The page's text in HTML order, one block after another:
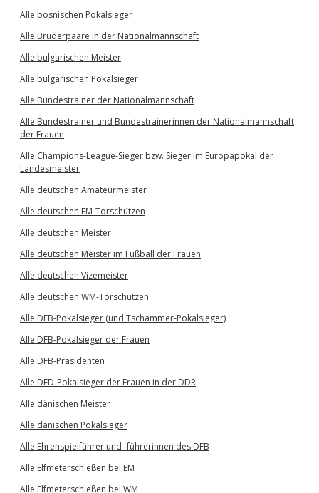
Alle bosnischen Pokalsieger
Alle Brüderpaare in der Nationalmannschaft
Alle bulgarischen Meister
Alle bulgarischen Pokalsieger
Alle Bundestrainer der Nationalmannschaft
Alle Bundestrainer und Bundestrainerinnen der Nationalmannschaft
der Frauen
Alle Champions-League-Sieger bzw. Sieger im Europapokal der
Landesmeister
Alle deutschen Amateurmeister
Alle deutschen EM-Torschützen
Alle deutschen Meister
Alle deutschen Meister im Fußball der Frauen
Alle deutschen Vizemeister
Alle deutschen WM-Torschützen
Alle DFB-Pokalsieger (und Tschammer-Pokalsieger)
Alle DFB-Pokalsieger der Frauen
Alle DFB-Präsidenten
Alle DFD-Pokalsieger der Frauen in der DDR
Alle dänischen Meister
Alle dänischen Pokalsieger
Alle Ehrenspielführer und -führerinnen des DFB
Alle Elfmeterschießen bei EM
Alle Elfmeterschießen bei WM